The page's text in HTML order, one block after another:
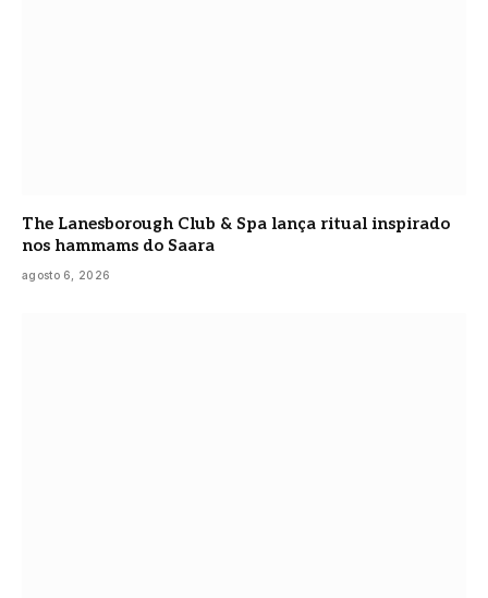
The Lanesborough Club & Spa lança ritual inspirado
nos hammams do Saara
agosto 6, 2026